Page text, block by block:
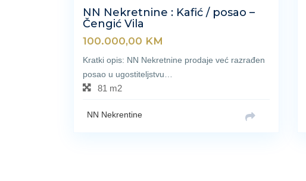
NN Nekretnine : Kafić / posao –
Čengić Vila
100.000,00 KM
Kratki opis: NN Nekretnine prodaje već razrađen
posao u ugostiteljstvu…
81 m2
NN Nekrentine